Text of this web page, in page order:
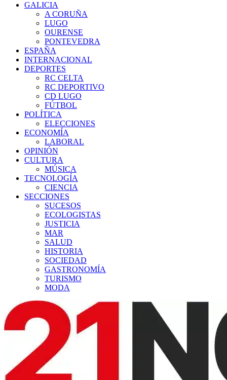
GALICIA
A CORUÑA
LUGO
OURENSE
PONTEVEDRA
ESPAÑA
INTERNACIONAL
DEPORTES
RC CELTA
RC DEPORTIVO
CD LUGO
FÚTBOL
POLÍTICA
ELECCIONES
ECONOMÍA
LABORAL
OPINIÓN
CULTURA
MÚSICA
TECNOLOGÍA
CIENCIA
SECCIONES
SUCESOS
ECOLOGISTAS
JUSTICIA
MAR
SALUD
HISTORIA
SOCIEDAD
GASTRONOMÍA
TURISMO
MODA